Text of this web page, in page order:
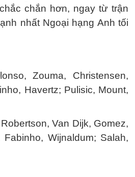
chắn hơn, ngay từ trận
nhất Ngoại hạng Anh tối
Zouma, Christensen,
Havertz; Pulisic, Mount,
Van Dijk, Gomez,
Wijnaldum; Salah,